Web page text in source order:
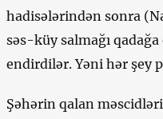
hadisələrindən sonra
səs-küy salmağı
endirdilər. Yəni hər şey
Şəhərin qalan